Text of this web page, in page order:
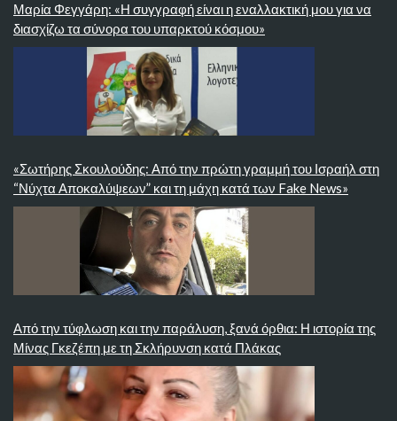
Μαρία Φεγγάρη: «Η συγγραφή είναι η εναλλακτική μου για να
διασχίζω τα σύνορα του υπαρκτού κόσμου»
«Σωτήρης Σκουλούδης: Από την πρώτη γραμμή του Ισραήλ στη
“Νύχτα Αποκαλύψεων” και τη μάχη κατά των Fake News»
Από την τύφλωση και την παράλυση, ξανά όρθια: Η ιστορία της
Μίνας Γκεζέπη με τη Σκλήρυνση κατά Πλάκας